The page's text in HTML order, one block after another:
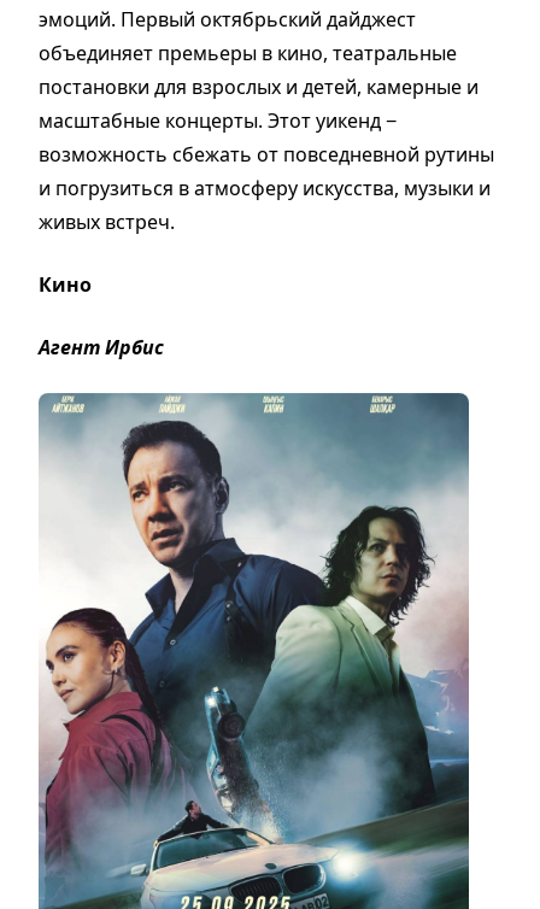
эмоций. Первый октябрьский дайджест
объединяет премьеры в кино, театральные
постановки для взрослых и детей, камерные и
масштабные концерты. Этот уикенд −
возможность сбежать от повседневной рутины
и погрузиться в атмосферу искусства, музыки и
живых встреч.
Кино
Агент Ирбис